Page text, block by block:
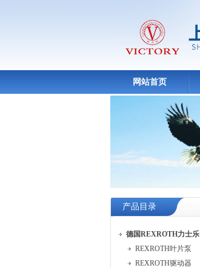
网站首页
产品目录
德国REXROTH力士乐
REXROTH叶片泵
REXROTH驱动器